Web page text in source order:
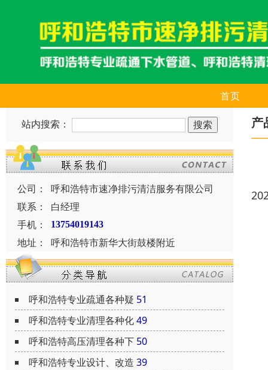
首页
站内搜索：
公司：
呼和浩特市速净排污清洁服务有限公司
联系：
白经理
手机：
13754019143
地址： 呼和浩特市新华大街鼓楼附近
呼和浩特专业疏通各种疑 51
呼和浩特专业清理各种化49
呼和浩特高压清理各种下 50
呼和浩特专业设计、改造 39
产